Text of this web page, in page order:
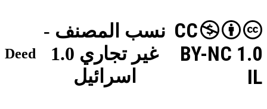
نسب المصنف -
غير تجاري 1.0
اسرائيل
CC
BY-NC 1.0
IL
Deed